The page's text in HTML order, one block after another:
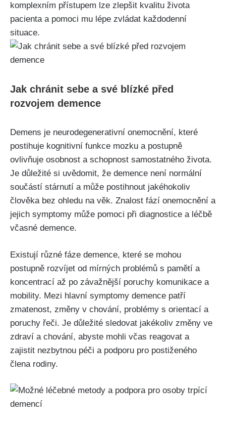
komplexním přístupem lze zlepšit kvalitu života
pacienta a pomoci mu lépe zvládat každodenní
situace.
Jak chránit sebe a své blízké před
rozvojem demence
Demens je neurodegenerativní onemocnění, které
postihuje kognitivní funkce mozku a postupně
ovlivňuje osobnost a schopnost samostatného života.
Je důležité si uvědomit, že demence není normální
součástí stárnutí a může postihnout jakéhokoliv
člověka bez ohledu na věk. Znalost fází onemocnění a
jejich symptomy může pomoci při diagnostice a léčbě
včasné demence.
Existují různé fáze demence, které se mohou
postupně rozvíjet od mírných problémů s pamětí a
koncentrací až po závažnější poruchy komunikace a
mobility. Mezi hlavní symptomy demence patří
zmatenost, změny v chování, problémy s orientací a
poruchy řeči. Je důležité sledovat jakékoliv změny ve
zdraví a chování, abyste mohli včas reagovat a
zajistit nezbytnou péči a podporu pro postiženého
člena rodiny.